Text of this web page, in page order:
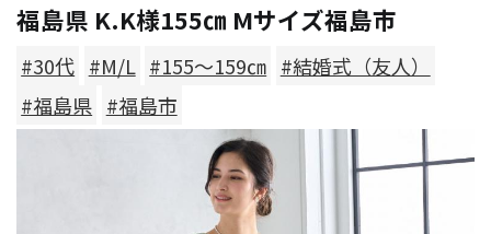
福島県 K.K様155㎝ Mサイズ福島市
#30代 #M/L #155～159㎝ #結婚式（友人）
#福島県 #福島市